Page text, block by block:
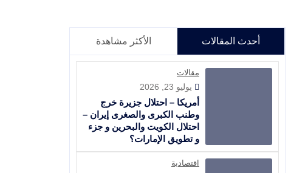
أحدث المقالات الأكثر مشاهدة
مقالات
يوليو 23, 2026
أمريكا – احتلال جزيرة خرج
وطنب الكبرى والصغرى إيران –
احتلال الكويت والبحرين و جزء
و تطويق الإمارات؟
اقتصادية